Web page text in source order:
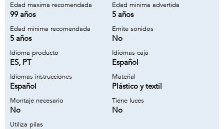
Edad maxima recomendada
99 años
Edad minima advertida
5 años
Edad minima recomendada
5 años
Emite sonidos
No
Idioma producto
ES, PT
Idiomas caja
Español
Idiomas instrucciones
Español
Material
Plástico y textil
Montaje necesario
No
Tiene luces
No
Utiliza pilas